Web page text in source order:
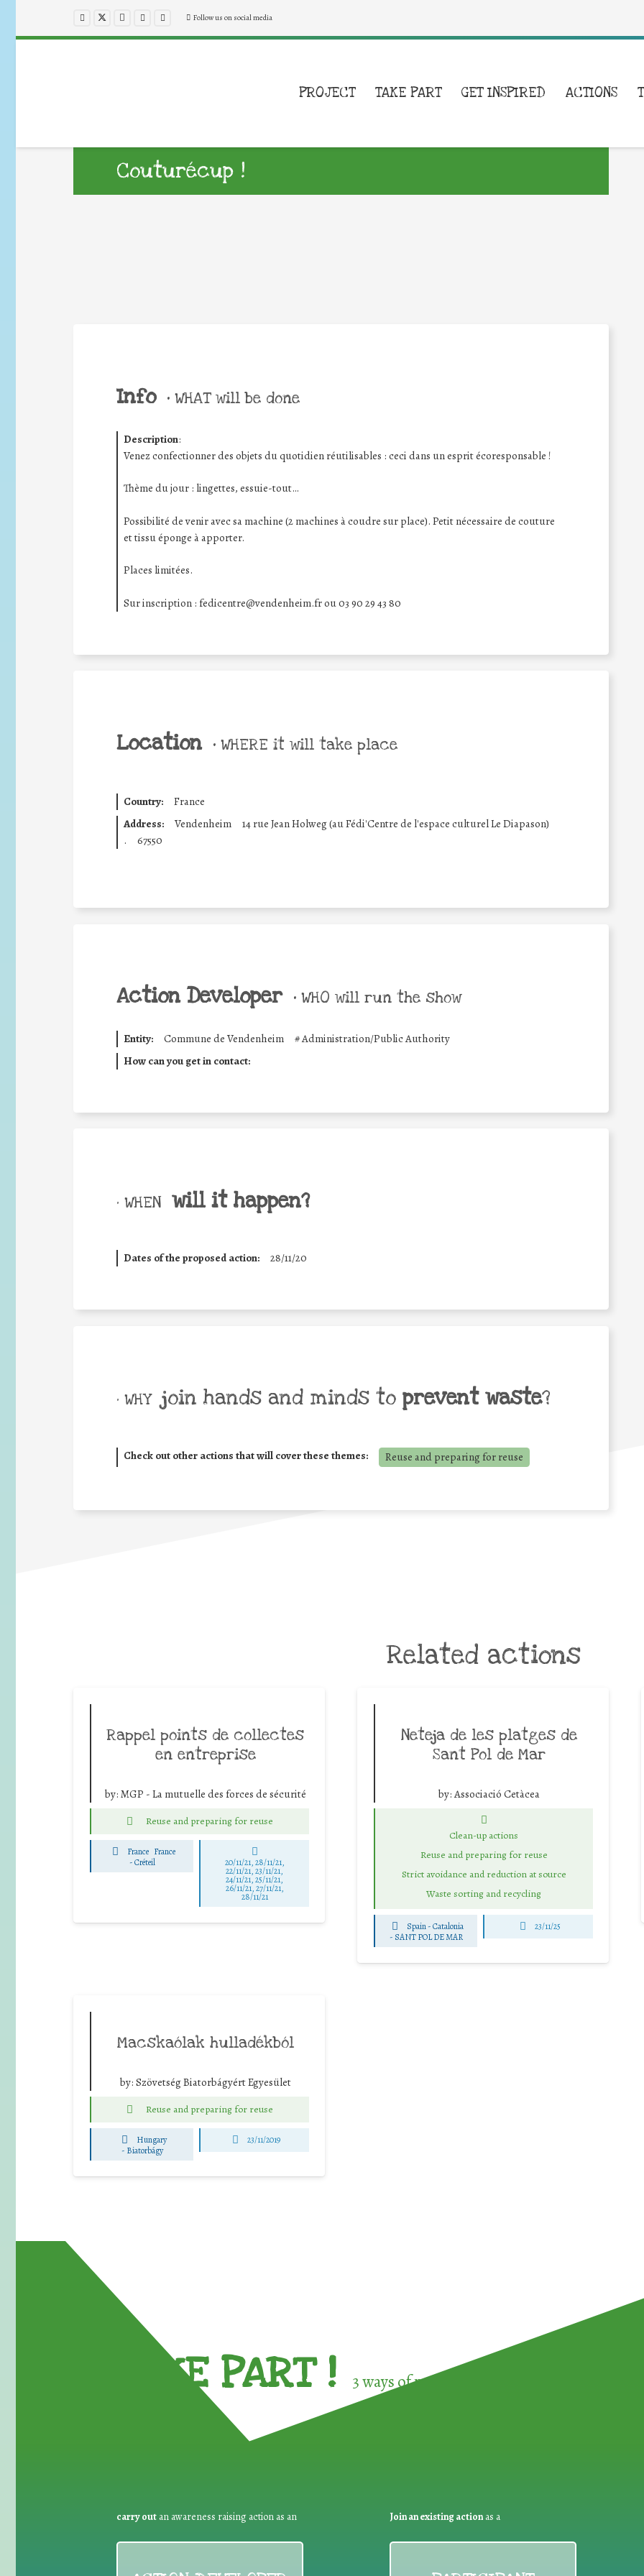
Follow us on social media
PROJECT TAKE PART GET INSPIRED ACTIONS
Couturécup !
Info • WHAT will be done
Description:
Venez confectionner des objets du quotidien réutilisables : ceci dans un esprit écoresponsable !
Thème du jour : lingettes, essuie-tout…
Possibilité de venir avec sa machine (2 machines à coudre sur place). Petit nécessaire de couture
et tissu éponge à apporter.
Places limitées.
Sur inscription : fedicentre@vendenheim.fr ou 03 90 29 43 80
Location • WHERE it will take place
Country:
France
Address:
Vendenheim
14 rue Jean Holweg (au Fédi'Centre de l'espace culturel Le Diapason)
.
67550
Action Developer • WHO will run the show
Entity: Commune de Vendenheim #Administration/Public Authority
How can you get in contact:
• WHEN will it happen?
Dates of the proposed action: 28/11/20
• WHY join hands and minds to prevent waste?
Check out other actions that will cover these themes: Reuse and preparing for reuse
Related actions
Rappel points de collectes
en entreprise
by: MGP - La mutuelle des forces de sécurité
Reuse and preparing for reuse
France France
-Créteil 20/11/21, 28/11/21,
22/11/21, 23/11/21,
24/11/21, 25/11/21,
26/11/21, 27/11/21,
28/11/21
Neteja de les platges de
Sant Pol de Mar
by:Associació Cetàcea
Clean-up actions
Reuse and preparing for reuse
Strict avoidance and reduction at source
Waste sorting and recycling
Spain - Catalonia
- SANT POL DE MAR
23/11/25
Macskaólak hulladékból
by: Szövetség Biatorbágyért Egyesület
Reuse and preparing for reuse
Hungary
- Biatorbágy
23/11/2019
TAKE PART ! 3 ways of participating in the
carry out an awareness raising action as an Join an existing actionas a